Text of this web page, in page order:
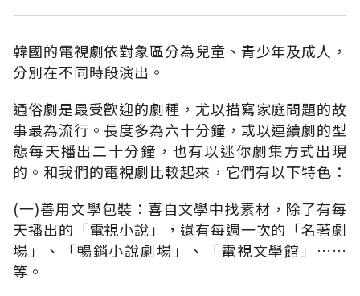
韓國的電視劇依對象區分為兒童、青少年及成人，
分別在不同時段演出。
通俗劇是最受歡迎的劇種，尤以描寫家庭問題的故
事最為流行。長度多為六十分鐘，或以連續劇的型
態每天播出二十分鐘，也有以迷你劇集方式出現
的。和我們的電視劇比較起來，它們有以下特色：
(一)善用文學包裝：喜自文學中找素材，除了有每
天播出的「電視小說」，還有每週一次的「名著劇
場」、「暢銷小說劇場」、「電視文學館」……
等。